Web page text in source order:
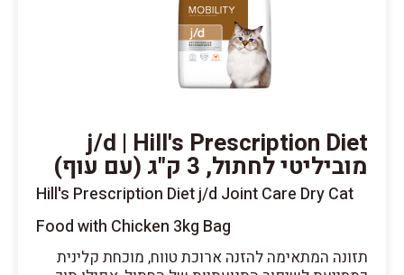
j/d | Hill's Prescription Diet
מוביליטי לחתול, 3 ק"ג (עם עוף)
Hill's Prescription Diet j/d Joint Care Dry Cat
Food with Chicken 3kg Bag
תזונה המתאימה להזנה ארוכת טווח, מוכחת קלינית